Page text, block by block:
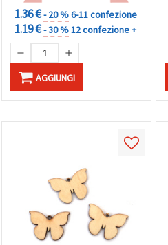
1.36 €- 20 %6-11 confezione
1.19 €- 30 %12 confezione +
AGGIUNGI